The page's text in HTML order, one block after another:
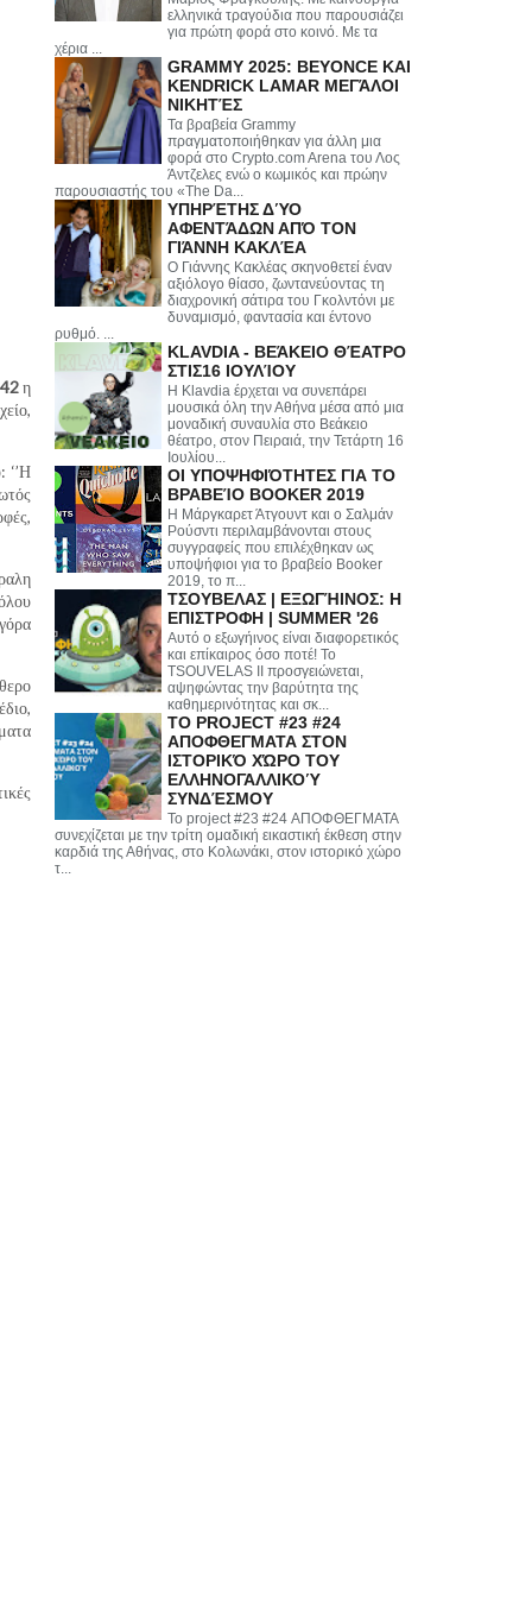
η
‘’Η
ελληνικά τραγούδια που παρουσιάζει
για πρώτη φορά στο κοινό. Με τα
χέρια ...
GRAMMY 2025: BEYONCE ΚΑΙ
KENDRICK LAMAR ΜΕΓΆΛΟΙ
ΝΙΚΗΤΈΣ
Τα βραβεία Grammy
πραγματοποιήθηκαν για άλλη μια
φορά στο Crypto.com Arena του Λος
Άντζελες ενώ ο κωμικός και πρώην
παρουσιαστής του «The Da...
ΥΠΗΡΈΤΗΣ ΔΎΟ
ΑΦΕΝΤΆΔΩΝ ΑΠΌ ΤΟΝ
ΓΙΆΝΝΗ ΚΑΚΛΈΑ
Ο Γιάννης Κακλέας σκηνοθετεί έναν
αξιόλογο θίασο, ζωντανεύοντας τη
διαχρονική σάτιρα του Γκολντόνι με
δυναμισμό, φαντασία και έντονο
ρυθμό. ...
KLAVDIA - ΒΕΆΚΕΙΟ ΘΈΑΤΡΟ
ΣΤΙΣ16 ΙΟΥΛΊΟΥ
Η Klavdia έρχεται να συνεπάρει
μουσικά όλη την Αθήνα μέσα από μια
μοναδική συναυλία στο Βεάκειο
θέατρο, στον Πειραιά, την Τετάρτη 16
Ιουλίου...
ΟΙ ΥΠΟΨΗΦΙΌΤΗΤΕΣ ΓΙΑ ΤΟ
ΒΡΑΒΕΊΟ BOOKER 2019
Η Μάργκαρετ Άτγουντ και ο Σαλμάν
Ρούσντι περιλαμβάνονται στους
συγγραφείς που επιλέχθηκαν ως
υποψήφιοι για το βραβείο Booker
2019, το π...
ΤΣΟΥΒΕΛΑΣ | ΕΞΩΓΉΙΝΟΣ: Η
ΕΠΙΣΤΡΟΦΗ | SUMMER '26
Αυτό ο εξωγήινος είναι διαφορετικός
και επίκαιρος όσο ποτέ! Το
TSOUVELAS II προσγειώνεται,
αψηφώντας την βαρύτητα της
καθημερινότητας και σκ...
ΤΟ PROJECT #23 #24
ΑΠΟΦΘΕΓΜΑΤΑ ΣΤΟΝ
ΙΣΤΟΡΙΚΌ ΧΏΡΟ ΤΟΥ
ΕΛΛΗΝΟΓΑΛΛΙΚΟΎ
ΣΥΝΔΈΣΜΟΥ
Το project #23 #24 ΑΠΟΦΘΕΓΜΑΤΑ
συνεχίζεται με την τρίτη ομαδική εικαστική έκθεση στην
καρδιά της Αθήνας, στο Κολωνάκι, στον ιστορικό χώρο
τ...